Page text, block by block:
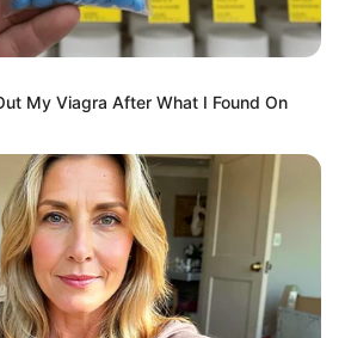
My Viagra After What I Found On